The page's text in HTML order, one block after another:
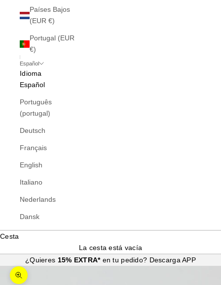
Países Bajos
(EUR €)
Portugal (EUR
€)
Español
Idioma
Español
Português
(portugal)
Deutsch
Français
English
Italiano
Nederlands
Dansk
Cesta
La cesta está vacía
¿Quieres 15% EXTRA* en tu pedido? Descarga APP
Zoom